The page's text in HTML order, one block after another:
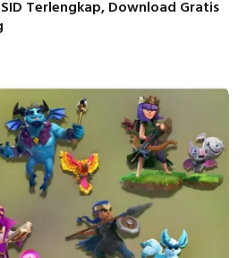
Terlengkap, Download Gratis